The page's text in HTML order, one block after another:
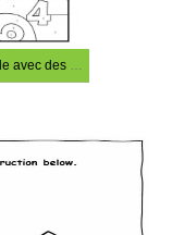
Retour à l’école avec des arts coloriage magique